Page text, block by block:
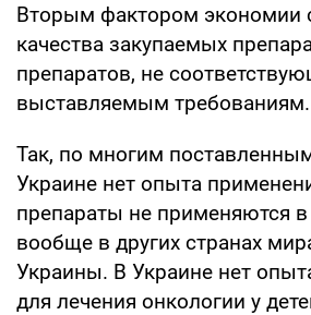
Вторым фактором экономии
качества закупаемых
препаратов, не
выставляемым требованиям.
Так, по многим
Украине нет опыта
препараты не применяются в
вообще в других странах
Украины. В Украине нет
для лечения онкологии у